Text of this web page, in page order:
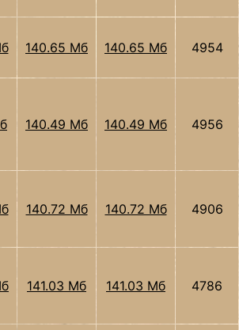
140.65 Мб 140.65 Мб 4954
140.49 Мб 140.49 Мб 4956
140.72 Мб 140.72 Мб 4906
141.03 Мб 141.03 Мб 4786